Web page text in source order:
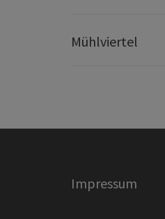
Mühlviertel
Impressum